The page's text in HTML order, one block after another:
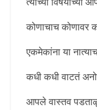
कोणाचाच कोणावर
एकमेकांना या
कधी कधी वाटतं
आपले वास्तव